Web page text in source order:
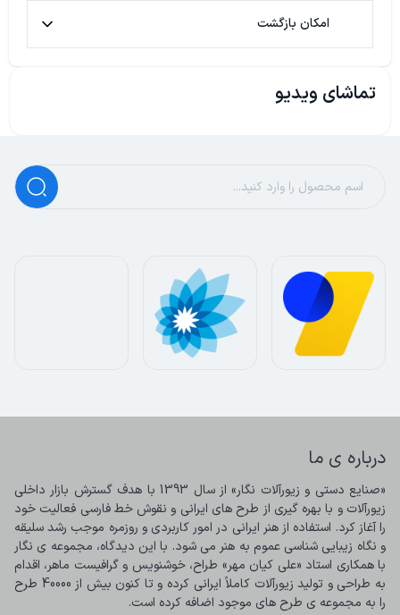
امکان بازگشت
تماشای ویدیو
درباره ی ما
را به مجموعه ی طرح های موجود اضافه کرده است.